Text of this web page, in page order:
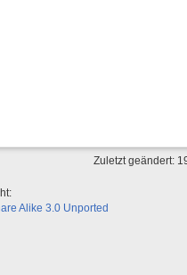
Zuletzt geändert:
Alike 3.0 Unported